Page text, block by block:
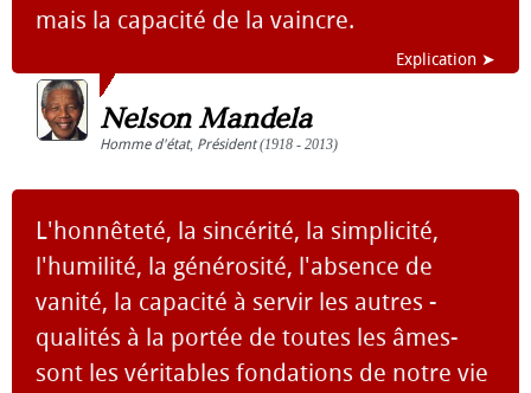
mais la capacité de la vaincre.
Explication ➤
Nelson Mandela
Homme d'état, Président(1918 - 2013)
L'honnêteté, la sincérité, la simplicité,
l'humilité, la générosité, l'absence de
vanité, la capacité à servir les autres -
qualités à la portée de toutes les âmes-
sont les véritables fondations de notre vie